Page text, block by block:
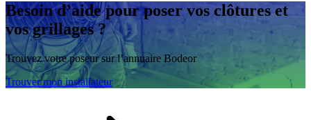
Besoin d’aidepour poser vos clôtures et
vos grillages ?
Trouvez votre poseur sur l’annuaire Bodeor
Trouver mon installateur